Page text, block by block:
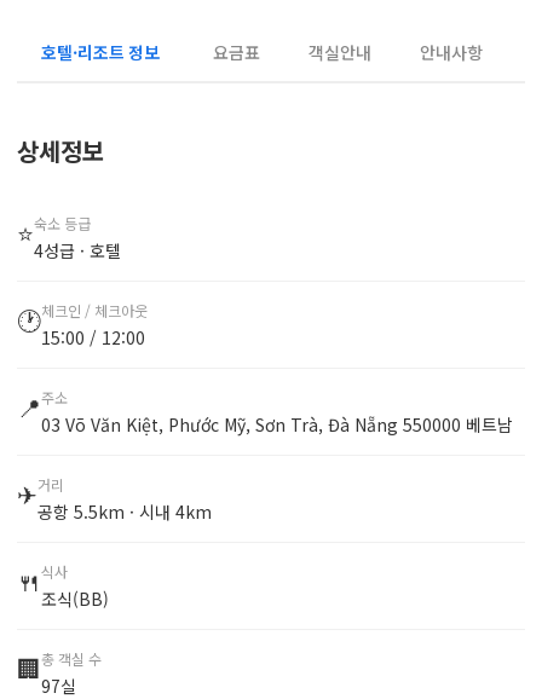
호텔·리조트 정보 요금표 객실안내 안내사항
상세정보
⭐숙소 등급
4성급 · 호텔
🕐체크인 / 체크아웃
15:00 / 12:00
📍주소
03 Võ Văn Kiệt, Phước Mỹ, Sơn Trà, Đà Nẵng 550000 베트남
✈거리
공항 5.5km · 시내 4km
🍴식사
조식(BB)
🏢총 객실 수
97실